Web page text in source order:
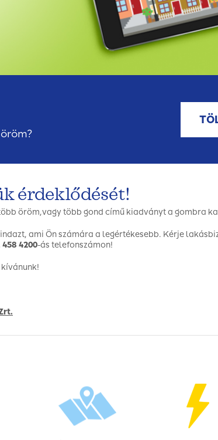
érdeklődését!
öröm,vagy több gond című kiadványt a gombra
ami Ön számára a legértékesebb. Kérje
458 4200-ás telefonszámon!